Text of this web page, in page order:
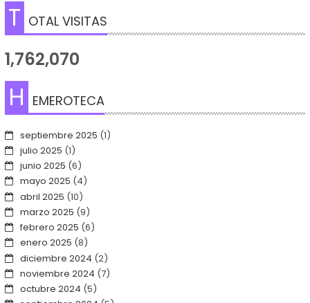
T OTAL VISITAS
1,762,070
H EMEROTECA
septiembre 2025 (1)
julio 2025 (1)
junio 2025 (6)
mayo 2025 (4)
abril 2025 (10)
marzo 2025 (9)
febrero 2025 (6)
enero 2025 (8)
diciembre 2024 (2)
noviembre 2024 (7)
octubre 2024 (5)